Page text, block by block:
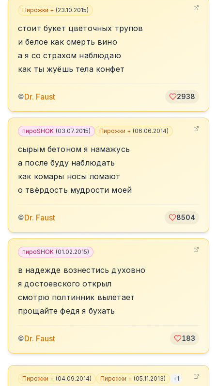
Пирожки + (23.10.2015)
стоит букет цветочных трупов
и белое как смерть вино
а я со страхом наблюдаю
как ты жуёшь тела конфет
©Dr. Faust 2938
пироSHOK (03.07.2015) Пирожки + (06.06.2014)
сырым бетоном я намажусь
а после буду наблюдать
как комары носы ломают
о твёрдость мудрости моей
©Dr. Faust 8504
пироSHOK (01.02.2015)
в надежде вознестись духовно
я достоевского открыл
смотрю полтинник вылетает
прощайте федя я бухать
©Dr. Faust 183
Пирожки + (04.09.2014) Пирожки + (05.11.2013) +1